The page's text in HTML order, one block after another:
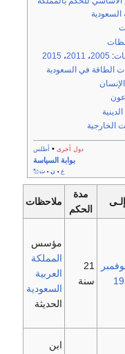
السعودية
:
2005، 2011، 2015
الطاقة في السعودية
الخارجية
دول أخرى• أطلس
بوابة السياسة
ع • ن • ت
إلـى
مدة
الحكم
ملاحظات
21
سنة
مؤسس
المملكة
العربية
السعودية
الحديثة
ابن